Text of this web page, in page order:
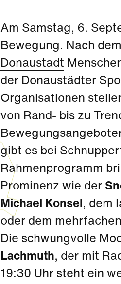
Am Samstag, 6.
Bewegung. Nach
Donaustadt
der Donaustädter
Organisationen
von Rand- bis zu
gibt es bei
Rahmenprogramm
Prominenz wie der
Michael Konsel, dem
oder dem mehrfachen
Die schwungvolle
Lachmuth, der mit
19:30 Uhr steht ein